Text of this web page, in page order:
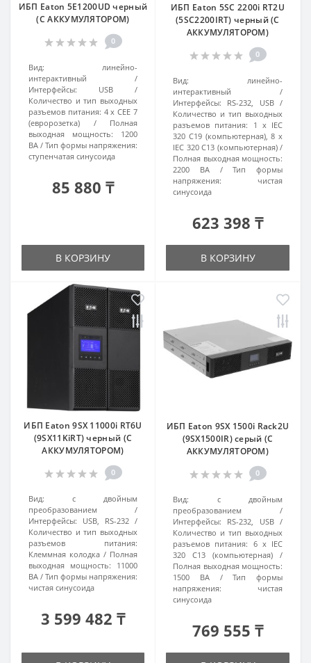
ИБП Eaton 5E1200UD черный
(С АККУМУЛЯТОРОМ)
0
Вид:
линейно-
интерактивный
Интерфейсы:
USB
Количество и тип выходных
разъемов питания: 4 х CEE 7
(евророзетка)
Полная
выходная мощность:
1200
ВА
Тип формы напряжения:
cтупенчатая синусоида
85 880 ₸
В КОРЗИНУ
ИБП Eaton 5SC 2200i RT2U
(5SC2200IRT) черный (С
АККУМУЛЯТОРОМ)
0
Вид:
линейно-
интерактивный
Интерфейсы:
RS-232, USB
Количество и тип выходных
разъемов питания:
1 х IEC
320 C19 (компьютерная), 8 х
IEC 320 C13 (компьютерная)
Полная выходная мощность:
2200 ВА
Тип формы
напряжения:
чистая
синусоида
623 398 ₸
В КОРЗИНУ
ИБП Eaton 9SX 11000i RT6U
(9SX11KiRT) черный (С
АККУМУЛЯТОРОМ)
0
Вид:
с двойным
преобразованием
Интерфейсы:
USB, RS-232
Количество и тип выходных
разъемов питания:
Клеммная колодка
Полная
выходная мощность:
11000
ВА
Тип формы напряжения:
чистая синусоида
3 599 482 ₸
ИБП Eaton 9SX 1500i Rack2U
(9SX1500IR) серый (С
АККУМУЛЯТОРОМ)
0
Вид:
с двойным
преобразованием
Интерфейсы:
RS-232, USB
Количество и тип выходных
разъемов питания: 6 x IEC
320 C13 (компьютерная)
Полная выходная мощность:
1500 ВА
Тип формы
напряжения:
чистая
синусоида
769 555 ₸